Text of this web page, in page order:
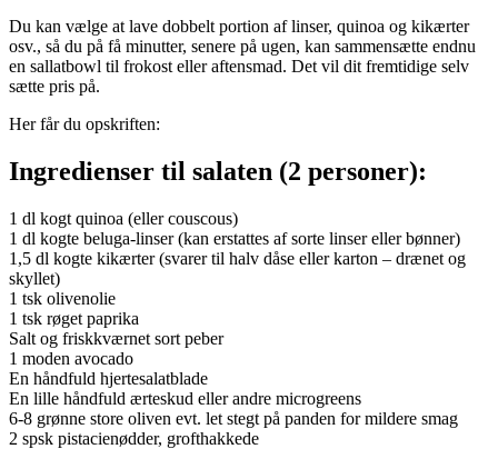
Du kan vælge at lave dobbelt portion af linser, quinoa og kikærter
osv., så du på få minutter, senere på ugen, kan sammensætte endnu
en sallatbowl til frokost eller aftensmad. Det vil dit fremtidige selv
sætte pris på.
Her får du opskriften:
Ingredienser til salaten (2 personer):
1 dl kogt quinoa (eller couscous)
1 dl kogte beluga-linser (kan erstattes af sorte linser eller bønner)
1,5 dl kogte kikærter (svarer til halv dåse eller karton – drænet og
skyllet)
1 tsk olivenolie
1 tsk røget paprika
Salt og friskkværnet sort peber
1 moden avocado
En håndfuld hjertesalatblade
En lille håndfuld ærteskud eller andre microgreens
6-8 grønne store oliven evt. let stegt på panden for mildere smag
2 spsk pistacienødder, grofthakkede